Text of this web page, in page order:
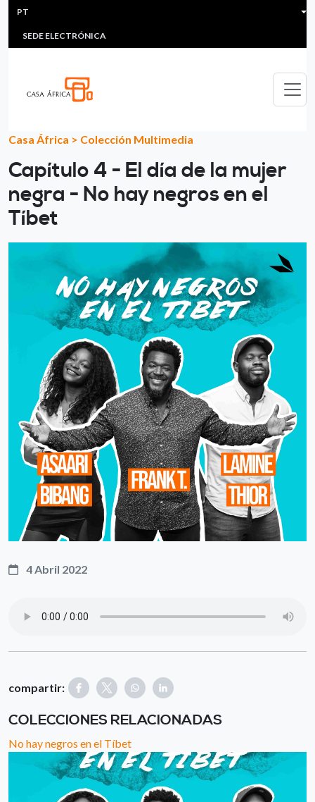
Passar para o conteúdo principal
HEADER MENU
MULTIMEDIA
SEDE ELECTRÓNICA
PT
Casa África > Colección Multimedia
Capítulo 4 - El día de la mujer
negra - No hay negros en el
Tíbet
4 Abril 2022
compartir:
COLECCIONES RELACIONADAS
No hay negros en el Tíbet